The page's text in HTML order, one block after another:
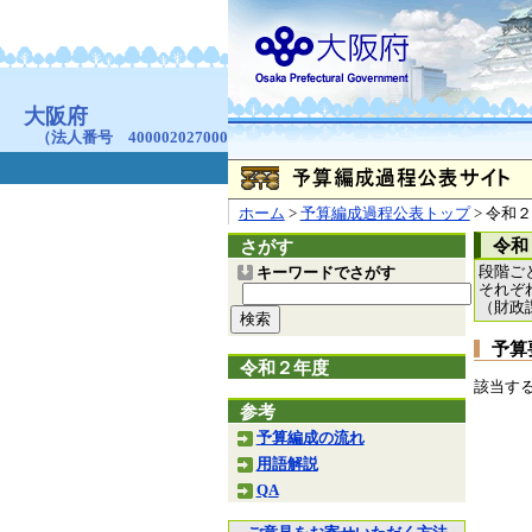
ホーム > 予算編成過程公表トップ> 令和２
さがす
キーワードでさがす
令和２年度
参考
予算編成の流れ
用語解説
QA
令
段階ご
それぞ
（財
予算
該当す
お問合せ 個人情報の取り扱
大阪府
（法人番号 4000020270008）
本庁 〒540-8570 大阪市
咲洲庁舎
〒559-8555 大阪市
© Copyright 2003-2026